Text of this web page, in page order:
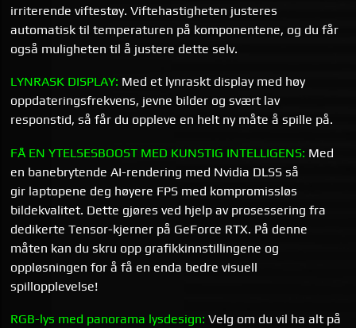
irriterende viftestøy. Viftehastigheten justeres
automatisk til temperaturen på komponentene, og du får
også muligheten til å justere dette selv.
LYNRASK DISPLAY: Med et lynraskt display med høy
oppdateringsfrekvens, jevne bilder og svært lav
responstid, så får du oppleve en helt ny måte å spille på.
FÅ EN YTELSESBOOST MED KUNSTIG INTELLIGENS: Med
en banebrytende AI-rendering med Nvidia DLSS så
gir laptopene deg høyere FPS med kompromissløs
bildekvalitet. Dette gjøres ved hjelp av prosessering fra
dedikerte Tensor-kjerner på GeForce RTX. På denne
måten kan du skru opp grafikkinnstillingene og
oppløsningen for å få en enda bedre visuell
spillopplevelse!
RGB-lys med panorama lysdesign: Velg om du vil ha alt på